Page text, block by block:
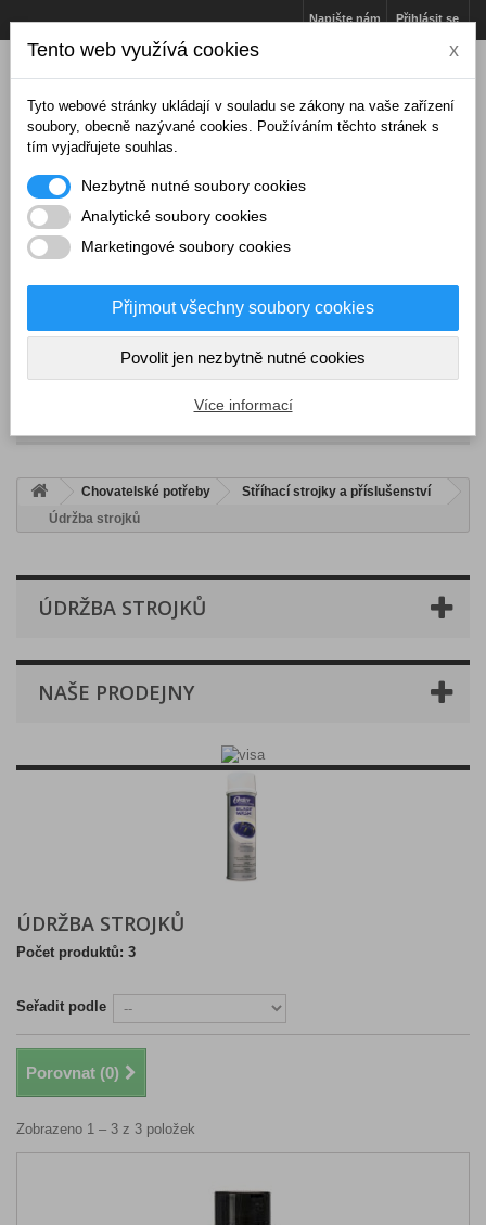
Přihlásit se
Napište nám
Košík (prázdný)
Chovatelské potřeby
Stříhací strojky a příslušenství
Údržba strojků
ÚDRŽBA STROJKŮ
NAŠE PRODEJNY
ÚDRŽBA STROJKŮ
Počet produktů: 3
Seřadit podle
Porovnat (0)
Zobrazeno 1 – 3 z 3 položek
Tento web využívá cookies x
Tyto webové stránky ukládají v souladu se zákony na vaše zařízení
soubory, obecně nazývané cookies. Používáním těchto stránek s
tím vyjadřujete souhlas.
Nezbytně nutné soubory cookies
Analytické soubory cookies
Marketingové soubory cookies
Přijmout všechny soubory cookies
Povolit jen nezbytně nutné cookies
Více informací